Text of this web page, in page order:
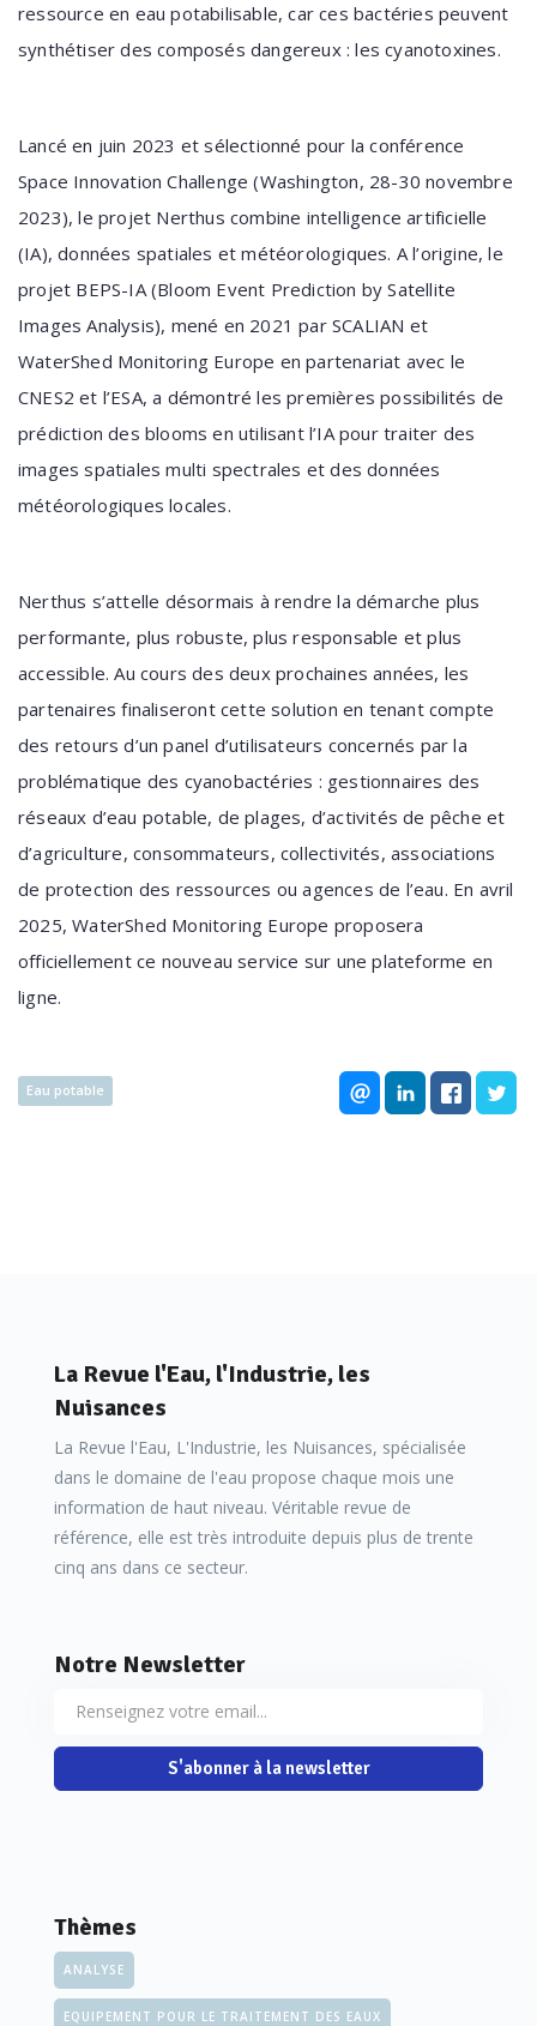
ressource en eau potabilisable, car ces bactéries peuvent
synthétiser des composés dangereux : les cyanotoxines.
Lancé en juin 2023 et sélectionné pour la conférence
Space Innovation Challenge (Washington, 28-30 novembre
2023), le projet Nerthus combine intelligence artificielle
(IA), données spatiales et météorologiques. A l’origine, le
projet BEPS-IA (Bloom Event Prediction by Satellite
Images Analysis), mené en 2021 par SCALIAN et
WaterShed Monitoring Europe en partenariat avec le
CNES2 et l’ESA, a démontré les premières possibilités de
prédiction des blooms en utilisant l’IA pour traiter des
images spatiales multi spectrales et des données
météorologiques locales.
Nerthus s’attelle désormais à rendre la démarche plus
performante, plus robuste, plus responsable et plus
accessible. Au cours des deux prochaines années, les
partenaires finaliseront cette solution en tenant compte
des retours d’un panel d’utilisateurs concernés par la
problématique des cyanobactéries : gestionnaires des
réseaux d’eau potable, de plages, d’activités de pêche et
d’agriculture, consommateurs, collectivités, associations
de protection des ressources ou agences de l’eau. En avril
2025, WaterShed Monitoring Europe proposera
officiellement ce nouveau service sur une plateforme en
ligne.
Eau potable
La Revue l'Eau, l'Industrie, les
Nuisances
La Revue l'Eau, L'Industrie, les Nuisances, spécialisée
dans le domaine de l'eau propose chaque mois une
information de haut niveau. Véritable revue de
référence, elle est très introduite depuis plus de trente
cinq ans dans ce secteur.
Notre Newsletter
S'abonner à la newsletter
Thèmes
ANALYSE
EQUIPEMENT POUR LE TRAITEMENT DES EAUX